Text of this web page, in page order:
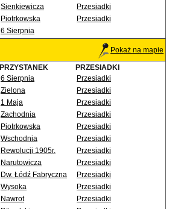
Sienkiewicza
Przesiadki
Piotrkowska
Przesiadki
6 Sierpnia
Pokaż na mapie
PRZYSTANEK
PRZESIADKI
6 Sierpnia
Przesiadki
Zielona
Przesiadki
1 Maja
Przesiadki
Zachodnia
Przesiadki
Piotrkowska
Przesiadki
Wschodnia
Przesiadki
Rewolucji 1905r.
Przesiadki
Narutowicza
Przesiadki
Dw. Łódź Fabryczna
Przesiadki
Wysoka
Przesiadki
Nawrot
Przesiadki